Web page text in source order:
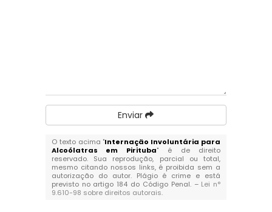
Enviar
O texto acima "Internação Involuntária para
Alcoólatras em Pirituba" é de direito
reservado. Sua reprodução, parcial ou total,
mesmo citando nossos links, é proibida sem a
autorização do autor. Plágio é crime e está
previsto no artigo 184 do Código Penal. – Lei n°
9.610-98 sobre direitos autorais.